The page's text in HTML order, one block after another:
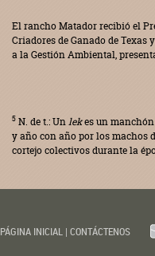
El rancho Matador recibió el
Criadores de Ganado de Texas
a la Gestión Ambiental,
5 N. de t.: Unlekes un manchón
y año con año por los machos
cortejo colectivos durante la
PÁGINA INICIAL | CONTÁCTENOS